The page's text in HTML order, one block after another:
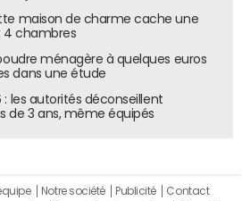
maison de charme cache une
4 chambres
ménagère à quelques euros
dans une étude
: les autorités déconseillent
de 3 ans, même équipés
Notre société Publicité
Contact